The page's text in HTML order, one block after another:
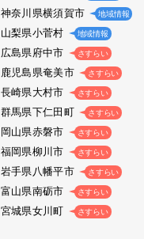
神奈川県横須賀市 地域情報
山梨県小菅村 地域情報
広島県府中市 さすらい
鹿児島県奄美市 さすらい
長崎県大村市 さすらい
群馬県下仁田町 さすらい
岡山県赤磐市 さすらい
福岡県柳川市 さすらい
岩手県八幡平市 さすらい
富山県南砺市 さすらい
宮城県女川町 さすらい